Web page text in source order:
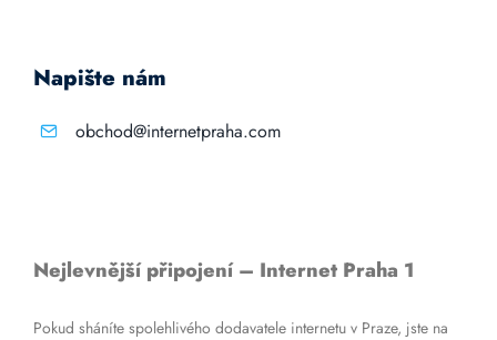
Napište nám
obchod@internetpraha.com
Nejlevnější připojení – Internet Praha 1
Pokud sháníte spolehlivého dodavatele internetu v Praze, jste na